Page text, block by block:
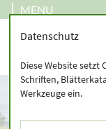
MENU
Datenschutz
Diese Website setzt
Schriften,
Werkzeuge ein.